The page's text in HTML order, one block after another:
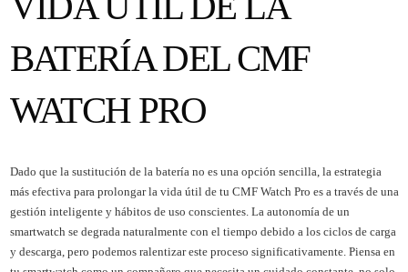
BATERÍA DEL CMF
WATCH PRO
Dado que la sustitución de la batería no es una opción sencilla, la estrategia
más efectiva para prolongar la vida útil de tu CMF Watch Pro es a través de una
gestión inteligente y hábitos de uso conscientes. La autonomía de un
smartwatch se degrada naturalmente con el tiempo debido a los ciclos de carga
y descarga, pero podemos ralentizar este proceso significativamente. Piensa en